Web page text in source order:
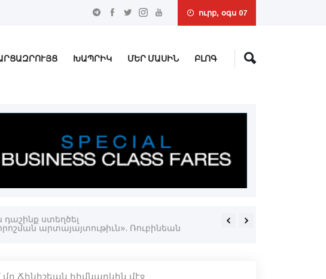
ուրբ, օգս 07
ԽԱՊՐԻԿ ՄԵՐ ՄԱՍԻՆ
ԲԼՈԳ
ստեղծել Եմէնի կառավարութեան
Ճինիշեան հիմնարկին մէջ